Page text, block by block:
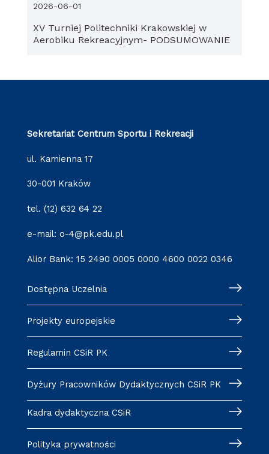
XV Turniej Politechniki Krakowskiej w
Aerobiku Rekreacyjnym- PODSUMOWANIE
2026-06-01
Sekretariat Centrum Sportu i Rekreacji
ul. Kamienna 17
30-001 Kraków
tel. (12) 632 64 22
e-mail: o-4@pk.edu.pl
Alior Bank: 15 2490 0005 0000 4600 0022 0346
Dostępna Uczelnia
Projekty europejskie
Regulamin CSiR PK
Dyżury Pracowników Dydaktycznych CSiR PK
Kadra dydaktyczna CSiR
Polityka prywatności